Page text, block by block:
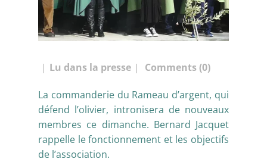
Lu dans la presse Comments (0)
La commanderie du Rameau d’argent, qui
défend l’olivier, intronisera de nouveaux
membres ce dimanche. Bernard Jacquet
rappelle le fonctionnement et les objectifs
de l’association.